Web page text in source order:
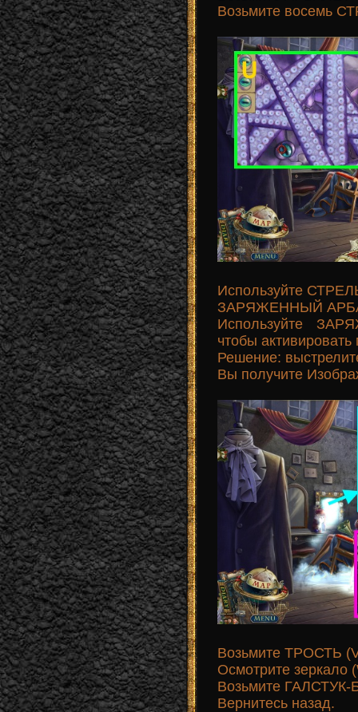
Возьмите восемь
Используйте
ЗАРЯЖЕННЫЙ
Используйте
чтобы
Решение:
Вы получите
Возьмите ТРОСТЬ
Осмотрите зеркало
Возьмите
Вернитесь назад.